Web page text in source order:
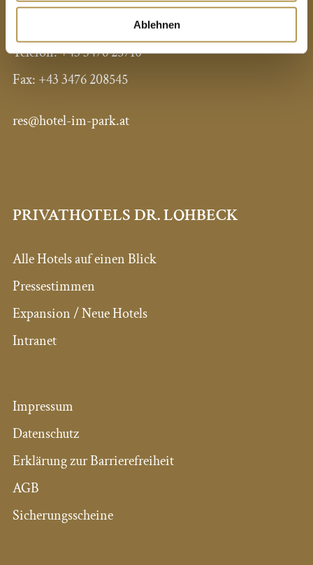
Ablehnen
A-8490 Bad Radkersburg
Telefon:+43 3476 25710
Fax: +43 3476 208545
res@hotel-im-park.at
PRIVATHOTELS DR. LOHBECK
Alle Hotels auf einen Blick
Pressestimmen
Expansion / Neue Hotels
Intranet
Impressum
Datenschutz
Erklärung zur Barrierefreiheit
AGB
Sicherungsscheine